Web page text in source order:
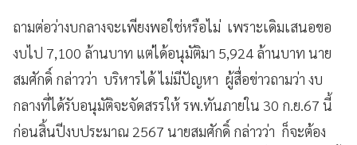
ถามต่อว่างบกลางจะเพียงพอใช่หรือไม่ เพราะเดิมเสนอขอ
งบไป 7,100 ล้านบาท แต่ได้อนุมัติมา 5,924 ล้านบาท นาย
สมศักดิ์ กล่าวว่า บริหารได้ ไม่มีปัญหา ผู้สื่อข่าวถามว่า งบ
กลางที่ได้รับอนุมัติจะจัดสรรให้ รพ.ทันภายใน 30 ก.ย.67 นี้
ก่อนสิ้นปีงบประมาณ 2567 นายสมศักดิ์ กล่าวว่า ก็จะต้อง